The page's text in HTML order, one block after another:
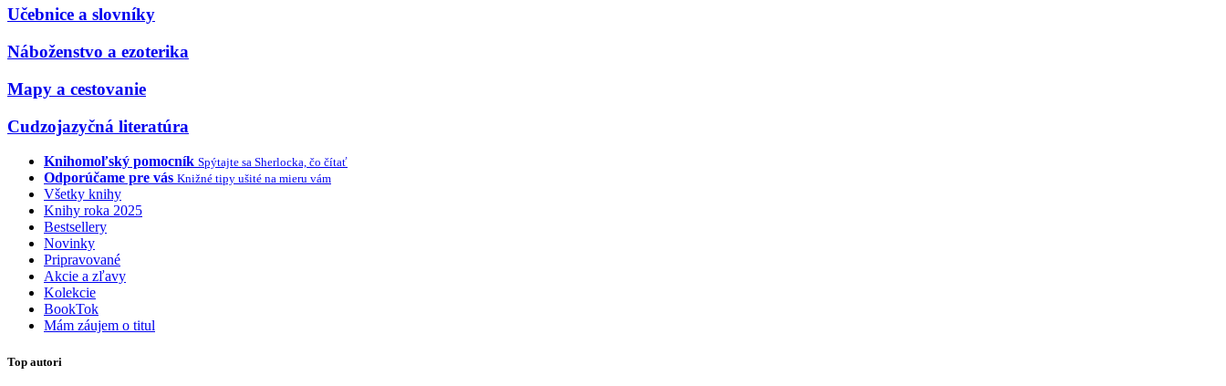
Učebnice a slovníky
Náboženstvo a ezoterika
Mapy a cestovanie
Cudzojazyčná literatúra
Knihomoľský pomocník Spýtajte sa Sherlocka, čo čítať
Odporúčame pre vás Knižné tipy ušité na mieru vám
Všetky knihy
Knihy roka 2025
Bestsellery
Novinky
Pripravované
Akcie a zľavy
Kolekcie
BookTok
Mám záujem o titul
Top autori